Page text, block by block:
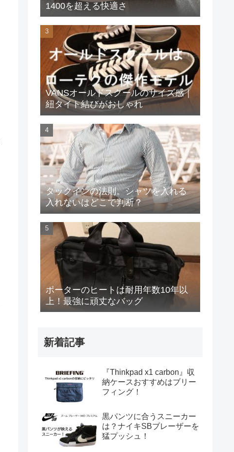
1400を超える快適さ
VANSオールドスクールのサイズ感｜
紐タイト結びがおしゃれ
タックインの法則。シャツを入れる
入れないはどこで判断？
ポーターのヒートは耐用年数10年以
上！最強に頑丈なバッグ
新着記事
『Thinkpad x1 carbon』収
納ケースおすすめはブリー
フィング！
黒パンツに合うスニーカー
は？ナイキSBブレーザーを
猛プッシュ！